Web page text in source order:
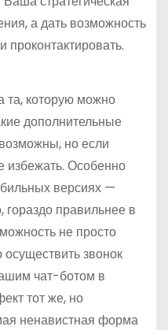
а дать возможность
проконтактировать.
которую можно
дополнительные
но если
Особенно
версиях —
гораздо правильнее в
не просто
звонок
чат-ботом в
тот же, но
ненавистная форма